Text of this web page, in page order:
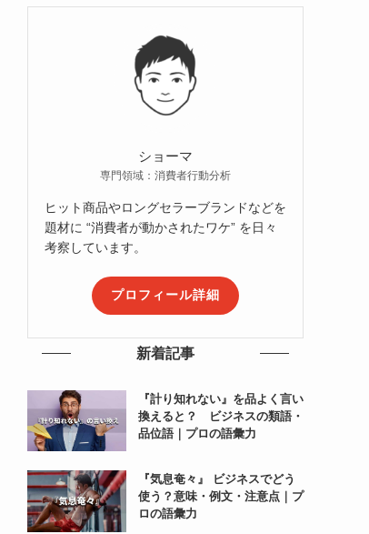
ショーマ
専門領域：消費者行動分析
ヒット商品やロングセラーブランドなどを
題材に “消費者が動かされたワケ” を日々
考察しています。
プロフィール詳細
新着記事
『計り知れない』を品よく言い
換えると？ ビジネスの類語・
品位語｜プロの語彙力
『気息奄々』 ビジネスでどう
使う？意味・例文・注意点｜プ
ロの語彙力